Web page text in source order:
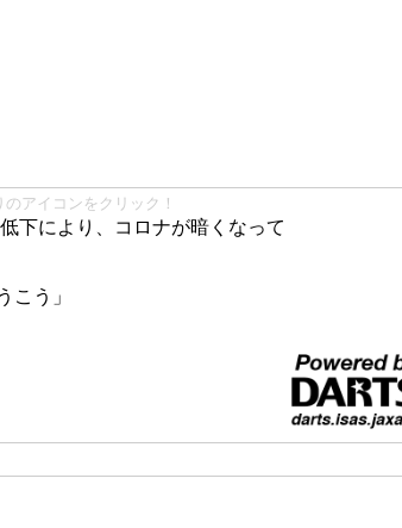
アイコンをクリック！
下により、コロナが暗くなって
こう」